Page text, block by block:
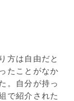
方は自由だと
たことがなか
。自分が持っ
で紹介された